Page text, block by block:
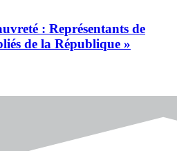
: Représentants de
de la République »